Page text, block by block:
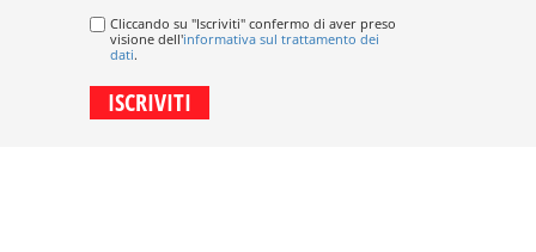
Cliccando su "Iscriviti" confermo di aver preso
visione dell'informativa sul trattamento dei
dati.